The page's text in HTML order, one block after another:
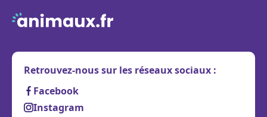
Retrouvez-nous sur les réseaux sociaux :
Facebook
Instagram